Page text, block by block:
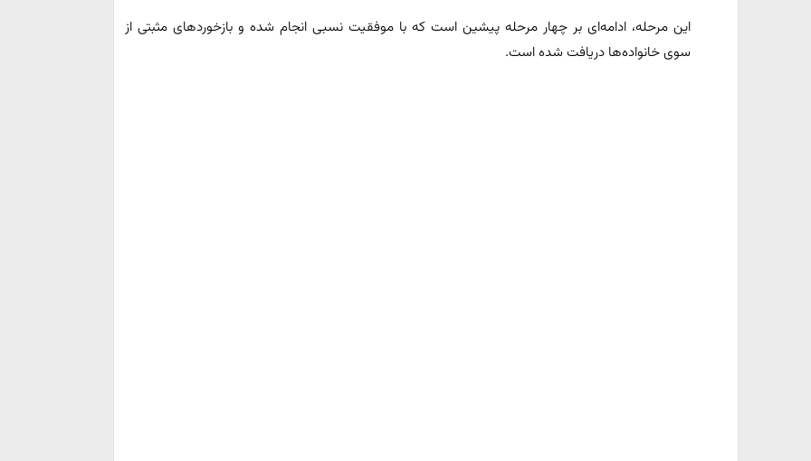
این مرحله، ادامه‌ای بر چهار مرحله پیشین است که با موفقیت نسبی انجام شده و بازخوردهای مثبتی از
سوی خانواده‌ها دریافت شده است.